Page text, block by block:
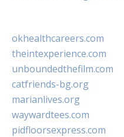
okhealthcareers.com
theintexperience.com
unboundedthefilm.com
catfriends-bg.org
marianlives.org
waywardtees.com
pidfloorsexpress.com